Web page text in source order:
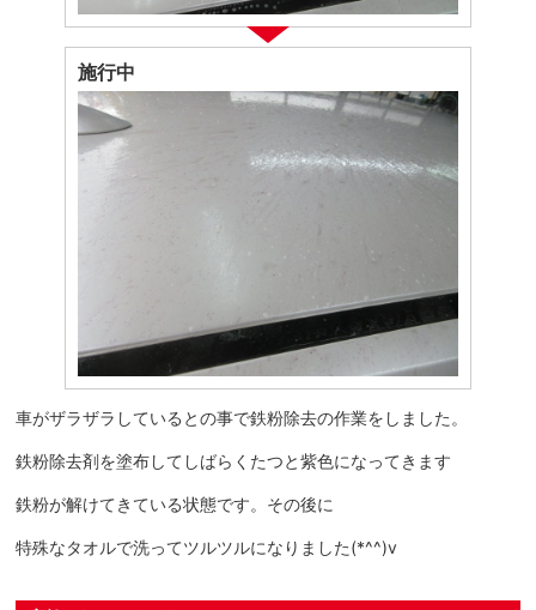
施行中
車がザラザラしているとの事で鉄粉除去の作業をしました。
鉄粉除去剤を塗布してしばらくたつと紫色になってきます
鉄粉が解けてきている状態です。その後に
特殊なタオルで洗ってツルツルになりました(*^^)v